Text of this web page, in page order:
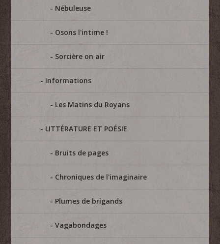
Nébuleuse
Osons l'intime !
Sorcière on air
Informations
Les Matins du Royans
LITTÉRATURE ET POÉSIE
Bruits de pages
Chroniques de l'imaginaire
Plumes de brigands
Vagabondages